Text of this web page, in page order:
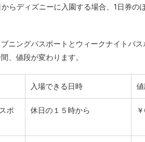
らディズニーに入園する場合、1日券の
ニングパスポートとウィークナイトパ
、値段が変わります。
入場できる日時 値
ポ
休日の１５時から